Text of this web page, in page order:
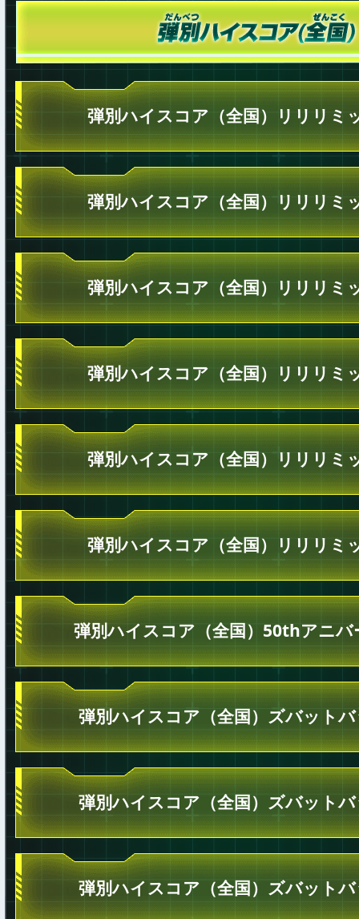
弾別ハイスコア（全国）リリリミ
弾別ハイスコア（全国）リリリミ
弾別ハイスコア（全国）リリリミ
弾別ハイスコア（全国）リリリミ
弾別ハイスコア（全国）リリリミ
弾別ハイスコア（全国）リリリミ
弾別ハイスコア（全国）50thアニバ
弾別ハイスコア（全国）ズバット
弾別ハイスコア（全国）ズバット
弾別ハイスコア（全国）ズバット